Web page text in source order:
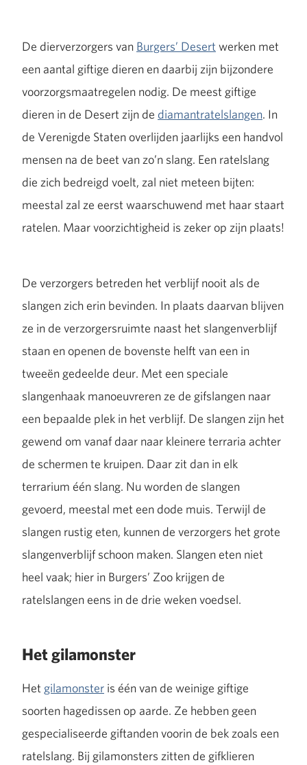
De dierverzorgers van Burgers’ Desert werken met
een aantal giftige dieren en daarbij zijn bijzondere
voorzorgsmaatregelen nodig. De meest giftige
dieren in de Desert zijn de diamantratelslangen. In
de Verenigde Staten overlijden jaarlijks een handvol
mensen na de beet van zo’n slang. Een ratelslang
die zich bedreigd voelt, zal niet meteen bijten:
meestal zal ze eerst waarschuwend met haar staart
ratelen. Maar voorzichtigheid is zeker op zijn plaats!
De verzorgers betreden het verblijf nooit als de
slangen zich erin bevinden. In plaats daarvan blijven
ze in de verzorgersruimte naast het slangenverblijf
staan en openen de bovenste helft van een in
tweeën gedeelde deur. Met een speciale
slangenhaak manoeuvreren ze de gifslangen naar
een bepaalde plek in het verblijf. De slangen zijn het
gewend om vanaf daar naar kleinere terraria achter
de schermen te kruipen. Daar zit dan in elk
terrarium één slang. Nu worden de slangen
gevoerd, meestal met een dode muis. Terwijl de
slangen rustig eten, kunnen de verzorgers het grote
slangenverblijf schoon maken. Slangen eten niet
heel vaak; hier in Burgers’ Zoo krijgen de
ratelslangen eens in de drie weken voedsel.
Het gilamonster
Het gilamonster is één van de weinige giftige
soorten hagedissen op aarde. Ze hebben geen
gespecialiseerde giftanden voorin de bek zoals een
ratelslang. Bij gilamonsters zitten de gifklieren